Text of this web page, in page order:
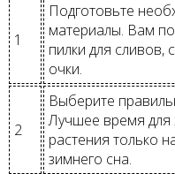
1
Подготовьте
материалы. Вам
пилки для сливов,
очки.
2
Выберите
Лучшее время для
растения только
зимнего сна.